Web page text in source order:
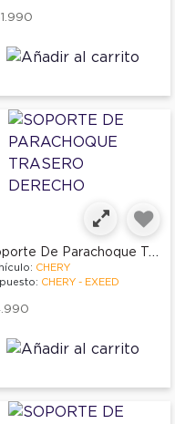
Soporte De Parachoque Trasero Derecho
CHERY
CHERY - EXEED